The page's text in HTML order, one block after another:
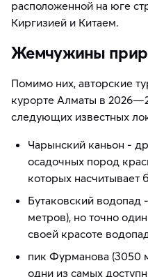
расположенной на юге
Киргизией и Китаем.
Жемчужины
Помимо них, авторские
курорте Алматы в
следующих известных
Чарынский каньон -
осадочных пород
которых насчитывает
Бутаковский водопад
метров), но точно
своей красоте
пик Фурманова (3050
одни из самых